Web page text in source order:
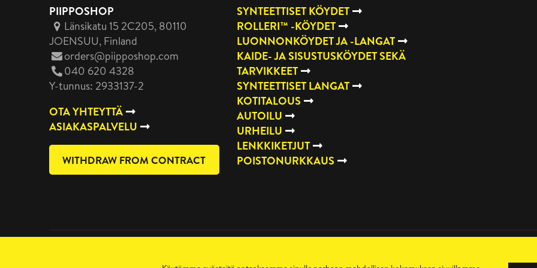
PIIPPOSHOP
Länsikatu 15 2C205, 80110
JOENSUU, Finland
orders@piipposhop.com
040 620 4328
Y-tunnus: 2933137-2
OTA YHTEYTTÄ
ASIAKASPALVELU
WITHDRAW FROM CONTRACT
SYNTEETTISET KÖYDET
ROLLERI™ -KÖYDET
LUONNONKÖYDET JA -LANGAT
KAIDE- JA SISUSTUSKÖYDET SEKÄ
TARVIKKEET
SYNTEETTISET LANGAT
KOTITALOUS
AUTOILU
URHEILU
LENKKIKETJUT
POISTONURKKAUS
Copyright 2026 Manilla Oy Tietosuojaseloste Toimitusehdot Maksutavat Sopimusehdot